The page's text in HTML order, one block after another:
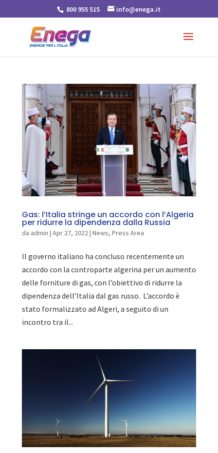
800 955 515 info@enega.it
Gas: l’Italia stringe un accordo con l’Algeria
per ridurre la dipendenza dalla Russia
da admin | Apr 27, 2022| News, Press Area
Il governo italiano ha concluso recentemente un
accordo con la controparte algerina per un aumento
delle forniture di gas, con l’obiettivo di ridurre la
dipendenza dell’Italia dal gas russo. L’accordo è
stato formalizzato ad Algeri, a seguito di un
incontro tra il...